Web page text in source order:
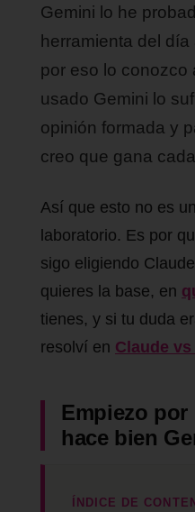
Gemini lo he
herramienta del
por eso lo conozco
usado Gemini lo
opinión formada y
creo que gana
Así que esto no es
laboratorio. Es por
sigo eligiendo
quieres la base, en
tienes, y si tu duda
resolví en Claude
Empiezo
hace bien
ÍNDICE DE